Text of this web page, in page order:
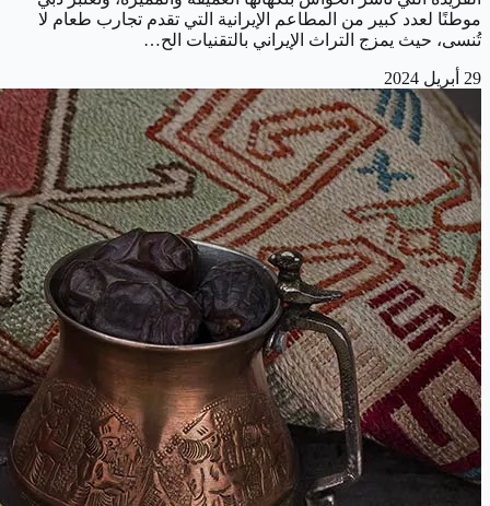
موطنًا لعدد كبير من المطاعم الإيرانية التي تقدم تجارب طعام لا
تُنسى، حيث يمزج التراث الإيراني بالتقنيات الح…
29 أبريل 2024